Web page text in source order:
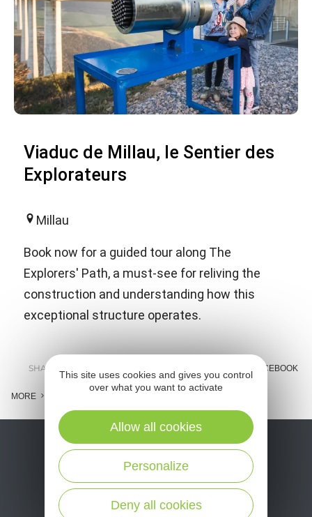
Viaduc de Millau, le Sentier des
Explorateurs
Millau
Book now for a guided tour along The
Explorers' Path, a must-see for reliving the
construction and understanding how this
exceptional structure operates.
SHARE : FACEBOOK
MORE
This site uses cookies and gives you control
over what you want to activate
Deny all cookies
Personalize
Allow all cookies